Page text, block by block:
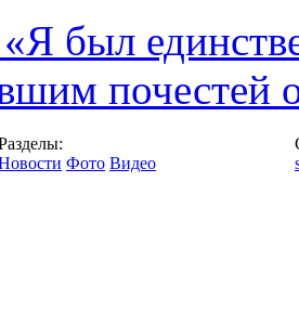
был
почестей
Фото Видео